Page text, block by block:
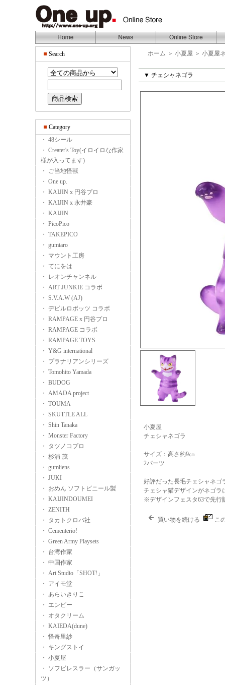
Search
Category
・ 48シール
・ Creater's Toy(イロイロな作家
様が入ってます)
・ ご当地怪獣
・ One up.
・ KAIJIN x 円谷プロ
・ KAIJIN x 永井豪
・ KAIJIN
・ PicoPico
・ TAKEPICO
・ gumtaro
・ マウント工房
・ てにをは
・ レオンチャンネル
・ ART JUNKIE コラボ
・ S.V.A.W (AJ)
・ デビルロボッツ コラボ
・ RAMPAGE x 円谷プロ
・ RAMPAGE コラボ
・ RAMPAGE TOYS
・ Y&G international
・ プラナリアンシリーズ
・ Tomohito Yamada
・ BUDOG
・ AMADA project
・ TOUMA
・ SKUTTLE ALL
・ Shin Tanaka
・ Monster Factory
・ タツノコプロ
・ 杉浦 茂
・ gumliens
・ JUKI
・ おめん ソフトビニール製
・ KAIJINDOUMEI
・ ZENITH
・ タカトクロバ社
・ Cementerio!
・ Green Army Playsets
・ 台湾作家
・ 中国作家
・ Art Studio「SHOT!」
・ アイモ堂
・ あらいきりこ
・ エンビー
・ オタクリーム
・ KAIEDA(dune)
・ 怪奇里紗
・ キングストイ
・ 小夏屋
・ ソフビレスラー（サンガッ
ツ）
ホーム ＞ 小夏屋 ＞ 小夏屋
▼ チェシャネゴラ
小夏屋
チェシャネゴラ
サイズ：高さ約9㎝
2パーツ
好評だった長毛チェシャネゴ
チェシャ猫デザインがネゴラ
※デザインフェスタ63で先行
買い物を続ける こ